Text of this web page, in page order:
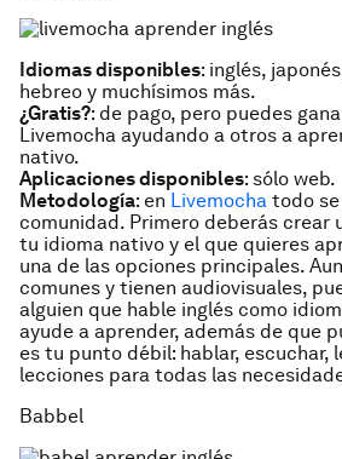
Idiomas disponibles: inglés,
hebreo y muchísimos más.
¿Gratis?: de pago, pero puedes
Livemocha ayudando a otros a
nativo.
Aplicaciones disponibles: sólo web.
Metodología: en Livemocha todo
comunidad. Primero deberás crear
tu idioma nativo y el que quieres
una de las opciones principales.
comunes y tienen audiovisuales,
alguien que hable inglés como
ayude a aprender, además de que
es tu punto débil: hablar, escuchar,
lecciones para todas las
Babbel